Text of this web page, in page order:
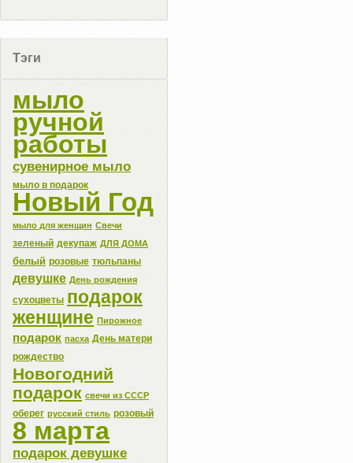
Тэги
мыло
ручной
работы
сувенирное мыло
мыло в подарок
Новый Год
мыло для женщин Свечи
зеленый декупаж ДЛЯ ДОМА
белый розовые тюльпаны
девушке День рождения
сухоцветы подарок
женщине Пирожное
подарок пасха День матери
рождество
Новогодний
подарок свечи из СССР
оберег русский стиль розовый
8 марта
подарок девушке